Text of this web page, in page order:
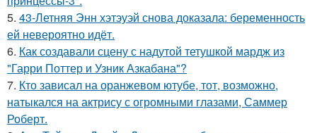
5. 43-Летняя Энн хэтэуэй снова доказала: беременность
ей невероятно идёт.
6. Как создавали сцену с надутой тетушкой мардж из
"Гарри Поттер и Узник Азкабана"?
7. Кто зависал на оранжевом ютубе, тот, возможно,
натыкался на актрису с огромными глазами, Саммер
Роберт.